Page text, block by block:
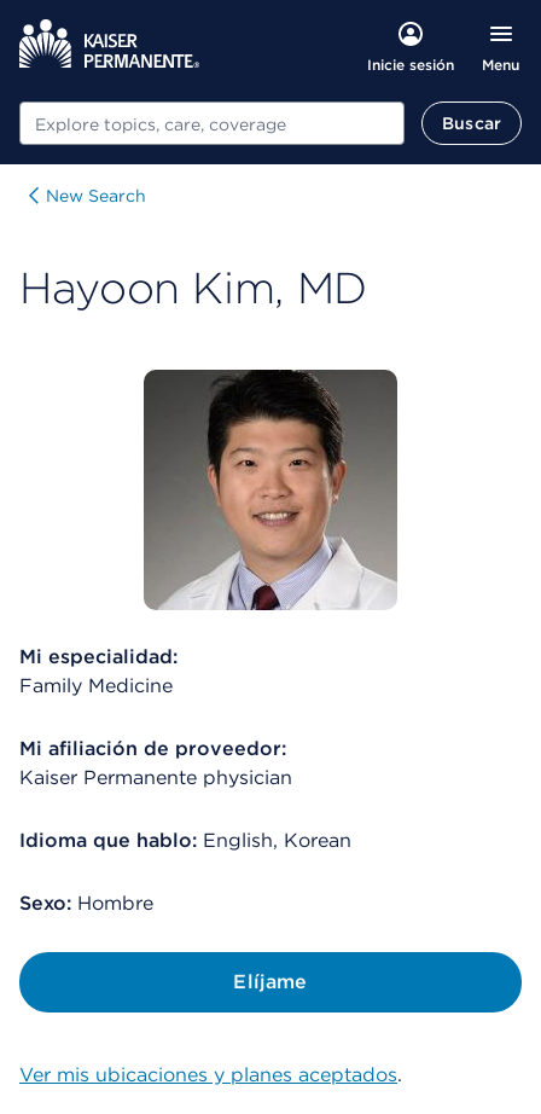
Inicie sesión Menu
Buscar Buscar
New Search
Hayoon Kim, MD
Mi especialidad:
Family Medicine
Mi afiliación de proveedor:
Kaiser Permanente physician
Idioma que hablo: English, Korean
Sexo: Hombre
Elíjame
Ver mis ubicaciones y planes aceptados.